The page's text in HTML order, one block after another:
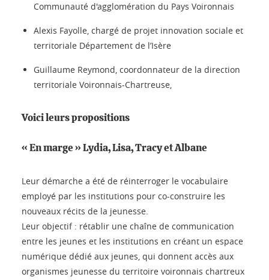
Communauté d'agglomération du Pays Voironnais
Alexis Fayolle, chargé de projet innovation sociale et
territoriale Département de l’Isère
Guillaume Reymond, coordonnateur de la direction
territoriale Voironnais-Chartreuse,
Voici leurs propositions
« En marge » Lydia, Lisa, Tracy et Albane
Leur démarche a été de réinterroger le vocabulaire
employé par les institutions pour co-construire les
nouveaux récits de la jeunesse.
Leur objectif : rétablir une chaîne de communication
entre les jeunes et les institutions en créant un espace
numérique dédié aux jeunes, qui donnent accès aux
organismes jeunesse du territoire voironnais chartreux